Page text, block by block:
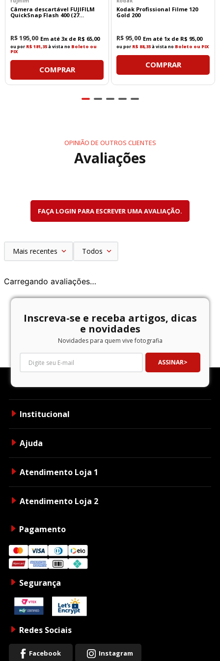
Câmera descartável FUJIFILM
QuickSnap Flash 400 (27
R$195,00 Em até 3x de R$ 65,00
ou por R$ 181,35à vista no Boleto ou
PIX
COMPRAR
Kodak Profissional Filme 120
Gold 200
R$ 95,00 Em até 1x de R$ 95,00
ou por R$ 88,35à vista no Boleto ou PIX
COMPRAR
OPINIÃO DE OUTROS CLIENTES
Avaliações
FAÇA LOGIN PARA ESCREVER UMA AVALIAÇÃO.
Mais recentes Todos
Carregando avaliações…
Inscreva-se e receba artigos, dicas
e novidades
Novidades para quem vive fotografia
ASSINAR
Institucional
Ajuda
Atendimento Loja 1
Atendimento Loja 2
Pagamento
Segurança
Redes Sociais
Facebook Instagram